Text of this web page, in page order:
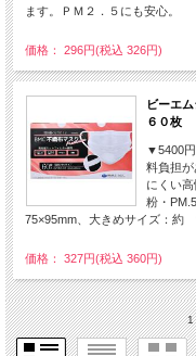
ます。ＰＭ２．５にも安心。
価格： 296円(税込 326円)
ビーエ
６０枚
▼5400
料負担
にくい
粉・
75×95mm、大きめサイズ：約
価格： 327円(税込 360円)
1